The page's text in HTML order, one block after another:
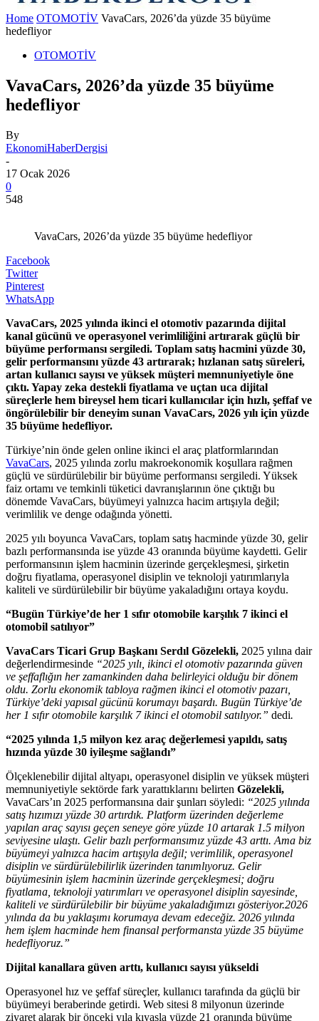
Home OTOMOTİV VavaCars, 2026’da yüzde 35 büyüme
hedefliyor
OTOMOTİV
VavaCars, 2026’da yüzde 35 büyüme
hedefliyor
By
EkonomiHaberDergisi
-
17 Ocak 2026
0
548
VavaCars, 2026’da yüzde 35 büyüme hedefliyor
Facebook
Twitter
Pinterest
WhatsApp
VavaCars, 2025 yılında ikinci el otomotiv pazarında dijital
kanal gücünü ve operasyonel verimliliğini artırarak güçlü bir
büyüme performansı sergiledi. Toplam satış hacmini yüzde 30,
gelir performansını yüzde 43 artırarak; hızlanan satış süreleri,
artan kullanıcı sayısı ve yüksek müşteri memnuniyetiyle öne
çıktı. Yapay zeka destekli fiyatlama ve uçtan uca dijital
süreçlerle hem bireysel hem ticari kullanıcılar için hızlı, şeffaf ve
öngörülebilir bir deneyim sunan VavaCars, 2026 yılı için yüzde
35 büyüme hedefliyor.
Türkiye’nin önde gelen online ikinci el araç platformlarından
VavaCars, 2025 yılında zorlu makroekonomik koşullara rağmen
güçlü ve sürdürülebilir bir büyüme performansı sergiledi. Yüksek
faiz ortamı ve temkinli tüketici davranışlarının öne çıktığı bu
dönemde VavaCars, büyümeyi yalnızca hacim artışıyla değil;
verimlilik ve denge odağında yönetti.
2025 yılı boyunca VavaCars, toplam satış hacminde yüzde 30, gelir
bazlı performansında ise yüzde 43 oranında büyüme kaydetti. Gelir
performansının işlem hacminin üzerinde gerçekleşmesi, şirketin
doğru fiyatlama, operasyonel disiplin ve teknoloji yatırımlarıyla
kaliteli ve sürdürülebilir bir büyüme yakaladığını ortaya koydu.
“Bugün Türkiye’de her 1 sıfır otomobile karşılık 7 ikinci el
otomobil satılıyor”
VavaCars Ticari Grup Başkanı Serdıl Gözelekli, 2025 yılına dair
değerlendirmesinde “2025 yılı, ikinci el otomotiv pazarında güven
ve şeffaflığın her zamankinden daha belirleyici olduğu bir dönem
oldu. Zorlu ekonomik tabloya rağmen ikinci el otomotiv pazarı,
Türkiye’deki yapısal gücünü korumayı başardı. Bugün Türkiye’de
her 1 sıfır otomobile karşılık 7 ikinci el otomobil satılıyor.” dedi.
“2025 yılında 1,5 milyon kez araç değerlemesi yapıldı, satış
hızında yüzde 30 iyileşme sağlandı”
Ölçeklenebilir dijital altyapı, operasyonel disiplin ve yüksek müşteri
memnuniyetiyle sektörde fark yarattıklarını belirten Gözelekli,
VavaCars’ın 2025 performansına dair şunları söyledi: “2025 yılında
satış hızımızı yüzde 30 artırdık. Platform üzerinden değerleme
yapılan araç sayısı geçen seneye göre yüzde 10 artarak 1.5 milyon
seviyesine ulaştı. Gelir bazlı performansımız yüzde 43 arttı. Ama biz
büyümeyi yalnızca hacim artışıyla değil; verimlilik, operasyonel
disiplin ve sürdürülebilirlik üzerinden tanımlıyoruz. Gelir
büyümesinin işlem hacminin üzerinde gerçekleşmesi; doğru
fiyatlama, teknoloji yatırımları ve operasyonel disiplin sayesinde,
kaliteli ve sürdürülebilir bir büyüme yakaladığımızı gösteriyor.2026
yılında da bu yaklaşımı korumaya devam edeceğiz. 2026 yılında
hem işlem hacminde hem finansal performansta yüzde 35 büyüme
hedefliyoruz.”
Dijital kanallara güven arttı, kullanıcı sayısı yükseldi
Operasyonel hız ve şeffaf süreçler, kullanıcı tarafında da güçlü bir
büyümeyi beraberinde getirdi. Web sitesi 8 milyonun üzerinde
ziyaret alarak bir önceki yıla kıyasla yüzde 21 oranında büyüme